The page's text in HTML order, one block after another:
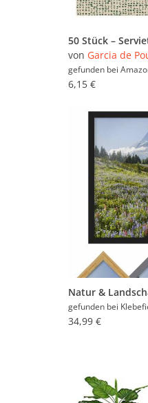
von Garcia de
gefunden bei
6,15 €
gefunden bei
34,99 €